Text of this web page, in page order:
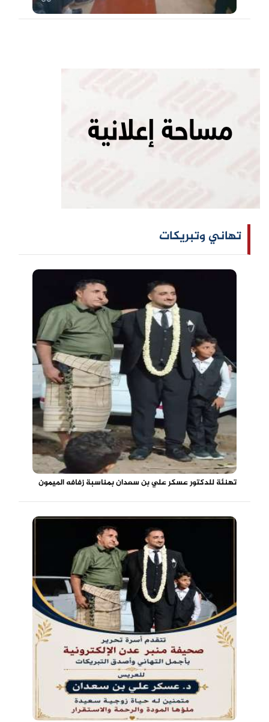
تهاني وتبريكات
تهنئة للدكتور عسكر علي بن سعدان بمناسبة زفافه الميمون